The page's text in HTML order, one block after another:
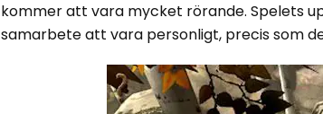
kommer att vara mycket rörande. Spelets
samarbete att vara personligt, precis som